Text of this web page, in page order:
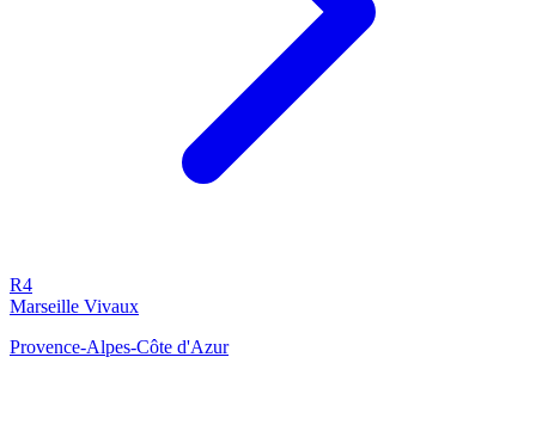
R4
Marseille Vivaux
Provence-Alpes-Côte d'Azur